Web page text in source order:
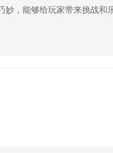
调DIY饼干等题型，全面
享出去一起欣赏，超有趣
资讯。
好的教学设施等教育资
教育与职业、行业技能
，能够给玩家带来挑战和乐